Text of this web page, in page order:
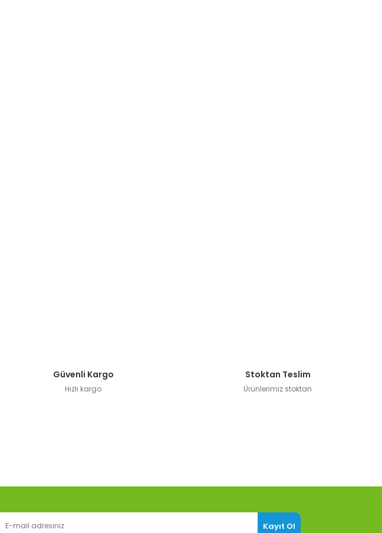
Güvenli Kargo
Hızlı kargo
Stoktan Teslim
Ürünlerimiz stoktan
Kayıt Ol